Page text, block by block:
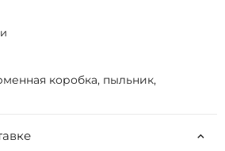
коробка, пыльник,